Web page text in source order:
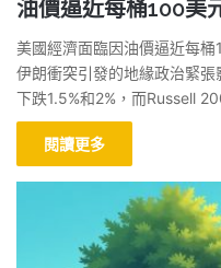
油價逼近每桶100美
美國經濟面臨因油價逼近每
伊朗衝突引發的地緣政治緊
下跌1.5%和2%，而Russell
閱讀更多